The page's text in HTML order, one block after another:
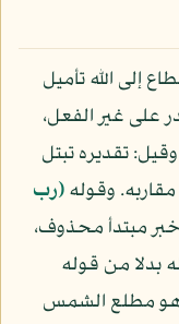
إلى الله تأميل
على غير الفعل،
) وقيل: تقديره تبتل
وقوله(رب
مبتدأ محذوف،
بدلا من قوله
مطلع الشمس